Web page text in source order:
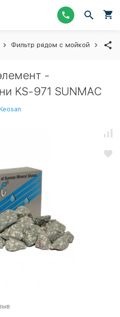
Фильтр рядом с мойкой
-
KS-971 SUNMAC